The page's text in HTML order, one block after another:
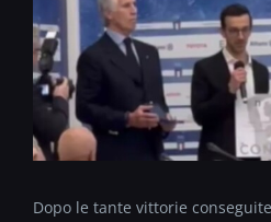
Dopo le tante vittorie